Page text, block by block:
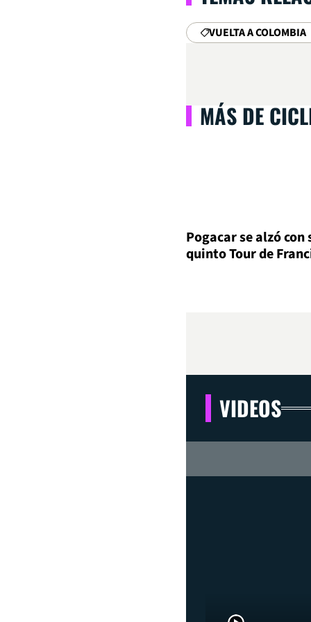
VUELTA A COLOMBIA
MÁS DE
Pogacar se alzó con
quinto Tour de
VIDEOS